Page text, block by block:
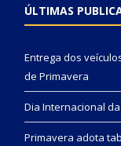
ÚLTIMAS
Entrega dos
de Primavera
Dia Internacional
Primavera adota